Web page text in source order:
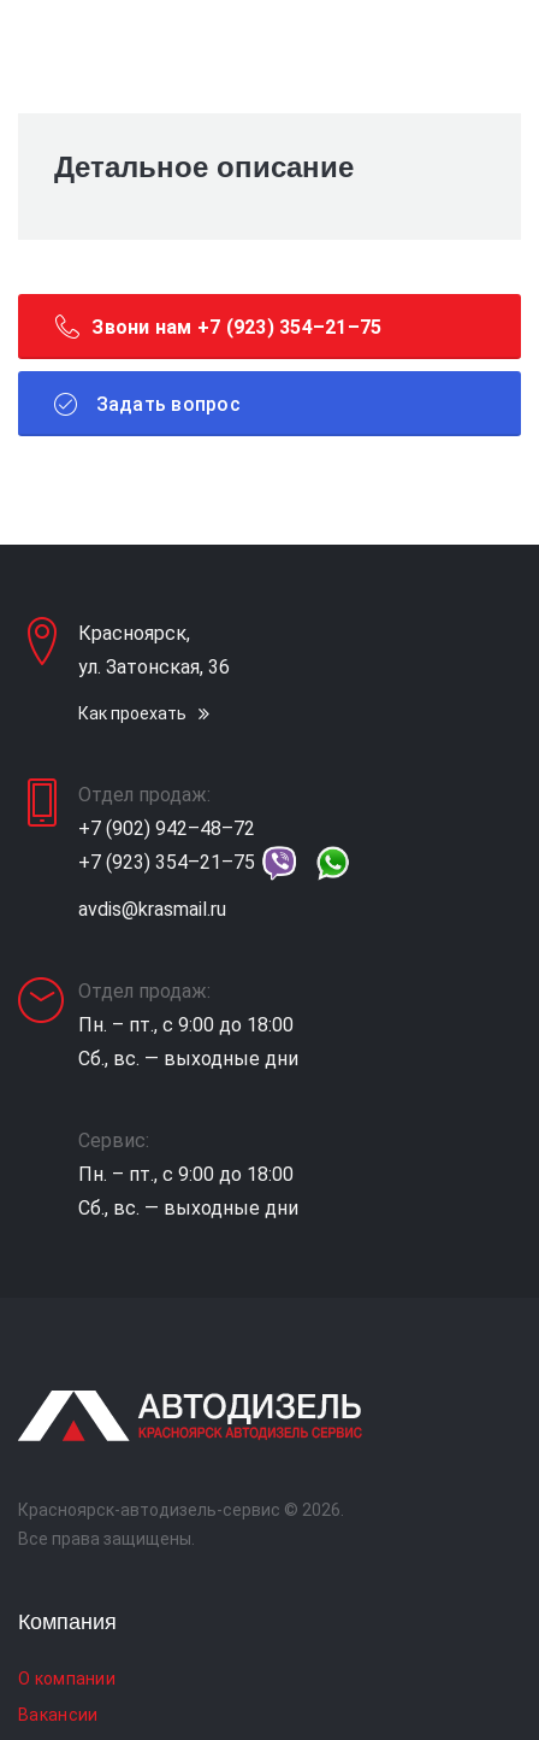
Детальное описание
Звони нам +7 (923) 354–21–75
Задать вопрос
Красноярск,
ул. Затонская, 36
Как проехать
Отдел продаж:
+7 (902) 942–48–72
+7 (923) 354–21–75
avdis@krasmail.ru
Отдел продаж:
Пн. – пт., с 9:00 до 18:00
Сб., вс. — выходные дни
Сервис:
Пн. – пт., с 9:00 до 18:00
Сб., вс. — выходные дни
Красноярск-автодизель-сервис © 2026.
Все права защищены.
Компания
О компании
Вакансии